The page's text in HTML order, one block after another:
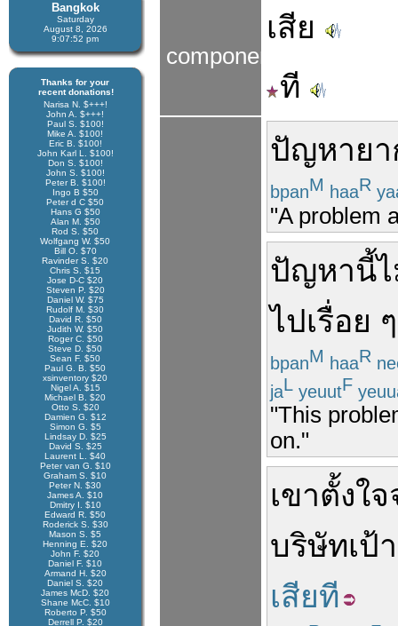
Bangkok
Saturday
August 8, 2026
9:07:53 pm
Thanks for your
recent donations!
Narisa N. $+++!
John A. $+++!
Paul S. $100!
Mike A. $100!
Eric B. $100!
John Karl L. $100!
Don S. $100!
John S. $100!
Peter B. $100!
Ingo B $50
Peter d C $50
Hans G $50
Alan M. $50
Rod S. $50
Wolfgang W. $50
Bill O. $70
Ravinder S. $20
Chris S. $15
Jose D-C $20
Steven P. $20
Daniel W. $75
Rudolf M. $30
David R. $50
Judith W. $50
Roger C. $50
Steve D. $50
Sean F. $50
Paul G. B. $50
xsinventory $20
Nigel A. $15
Michael B. $20
Otto S. $20
Damien G. $12
Simon G. $5
Lindsay D. $25
David S. $25
Laurent L. $40
Peter van G. $10
Graham S. $10
Peter N. $30
James A. $10
Dmitry I. $10
Edward R. $50
Roderick S. $30
Mason S. $5
Henning E. $20
John F. $20
Daniel F. $10
Armand H. $20
Daniel S. $20
James McD. $20
Shane McC. $10
Roberto P. $50
Derrell P. $20
components
เสีย
ที
ปัญหาย
bpanM haaR
"A problem
ปัญหานี้
ไปเรื่อย ๆ
bpanM haaR
jaL yeuutF
"This
on."
เขาตั้งใจ
บริษัทเป้
เสียที